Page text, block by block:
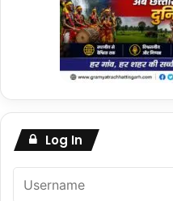
Log In